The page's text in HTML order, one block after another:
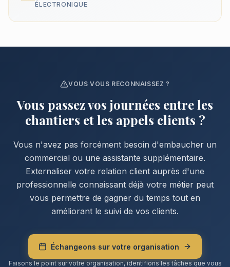
ÉLECTRONIQUE
VOUS VOUS RECONNAISSEZ ?
Vous passez vos journées entre les
chantiers et les appels clients ?
Vous n'avez pas forcément besoin d'embaucher un
commercial ou une assistante supplémentaire.
Externaliser votre relation client auprès d'une
professionnelle connaissant déjà votre métier peut
vous permettre de gagner du temps tout en
améliorant le suivi de vos clients.
Échangeons sur votre organisation
Faisons le point sur votre organisation, identifions les tâches que vous